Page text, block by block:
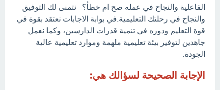
الفاعلية والنجاح في عمله صح ام خطأ؟ نتمنى لك التوفيق
والنجاح في رحلتك التعليمية.في بوابة الاجابات نعتقد بقوة في
قوة التعليم ودوره في تنمية قدرات الدارسين، وكما نعمل
جاهدين لتوفير بيئة تعليمية ملهمة وموارد تعليمية عالية
الجودة.
الإجابة الصحيحة لسؤالك هي: